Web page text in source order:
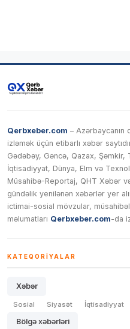
Qerbxeber.com –
izləmək üçün etibarlı xəbər
Gədəbəy, Gəncə, Qazax,
İqtisadiyyat, Dünya, Elm və
Müsahibə-Reportaj, QHT Xəbər
gündəlik yenilənən xəbərlər yer
ictimai-sosial mövzular,
məlumatları Qerbxeber.com-da
KATEQORIYALAR
Xəbər
Sosial Siyasət İqtisadiyyat
Bölgə xəbərləri